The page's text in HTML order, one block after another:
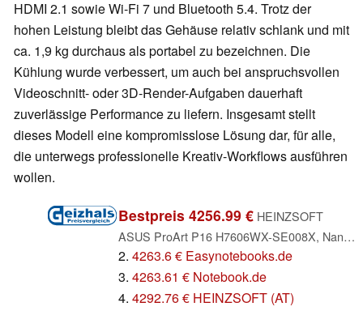
HDMI 2.1 sowie Wi-Fi 7 und Bluetooth 5.4. Trotz der
hohen Leistung bleibt das Gehäuse relativ schlank und mit
ca. 1,9 kg durchaus als portabel zu bezeichnen. Die
Kühlung wurde verbessert, um auch bei anspruchsvollen
Videoschnitt- oder 3D-Render-Aufgaben dauerhaft
zuverlässige Performance zu liefern. Insgesamt stellt
dieses Modell eine kompromisslose Lösung dar, für alle,
die unterwegs professionelle Kreativ-Workflows ausführen
wollen.
Bestpreis 4256.99 € HEINZSOFT
ASUS ProArt P16 H7606WX-SE008X, Nano Black, Ryzen AI 9 HX 370, 64GB RAM, 2TB SSD, GeForce RTX 5090, DE (90NB17E1-M001N0)
2. 4263.6 € Easynotebooks.de
3. 4263.61 € Notebook.de
4. 4292.76 € HEINZSOFT (AT)